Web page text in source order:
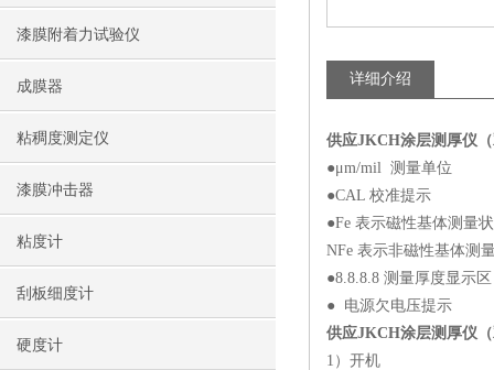
漆膜附着力试验仪
成膜器
粘稠度测定仪
漆膜冲击器
粘度计
刮板细度计
硬度计
详细介绍
供应JKCH涂层测厚仪
●μm/mil 测量单位
●CAL 校准提示
●Fe 表示磁性基体测量
NFe 表示非磁性基体测
●8.8.8.8 测量厚度显示区
● 电源欠电压提示
供应JKCH涂层测厚仪
1）开机